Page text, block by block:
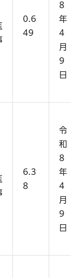
0.6
49
8
年
4
月
9
日
6.3
8
令
和
8
年
4
月
9
日